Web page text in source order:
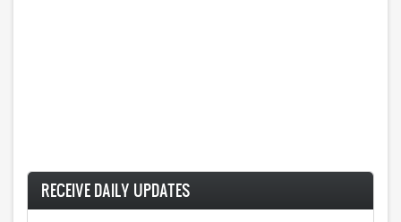
RECEIVE DAILY UPDATES